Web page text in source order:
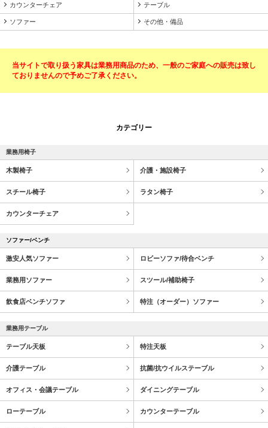
カウンターチェア テーブル
ソファー その他・備品
当サイトで取り扱う家具は業務用商品のため、一般のご家庭への販売は致し
ておりませんので予めご了承ください。
カテゴリー
業務用椅子
木製椅子 介護・施設椅子
スチール椅子 ラタン椅子
カウンターチェア
ソファー/ベンチ
激安人気ソファー ロビーソファ/待合ベンチ
業務用ソファー スツール/補助椅子
飲食店ベンチソファ 特注（オーダー）ソファー
業務用テーブル
テーブル天板 特注天板
介護テーブル 抗菌/抗ウイルステーブル
オフィス・会議テーブル ダイニングテーブル
ローテーブル カウンターテーブル